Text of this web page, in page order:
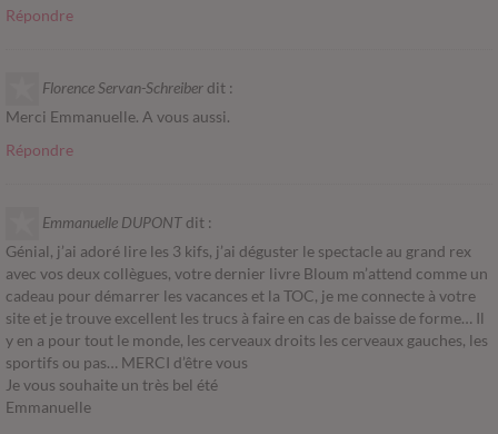
Répondre
Florence Servan-Schreiber dit :
Merci Emmanuelle. A vous aussi.
Répondre
Emmanuelle DUPONT dit :
Génial, j’ai adoré lire les 3 kifs, j’ai déguster le spectacle au grand rex
avec vos deux collègues, votre dernier livre Bloum m’attend comme un
cadeau pour démarrer les vacances et la TOC, je me connecte à votre
site et je trouve excellent les trucs à faire en cas de baisse de forme… Il
y en a pour tout le monde, les cerveaux droits les cerveaux gauches, les
sportifs ou pas… MERCI d’être vous
Je vous souhaite un très bel été
Emmanuelle